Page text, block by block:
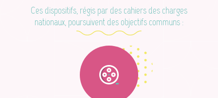
Ces dispositifs, régis par des cahiers des charges
nationaux, poursuivent des objectifs communs :